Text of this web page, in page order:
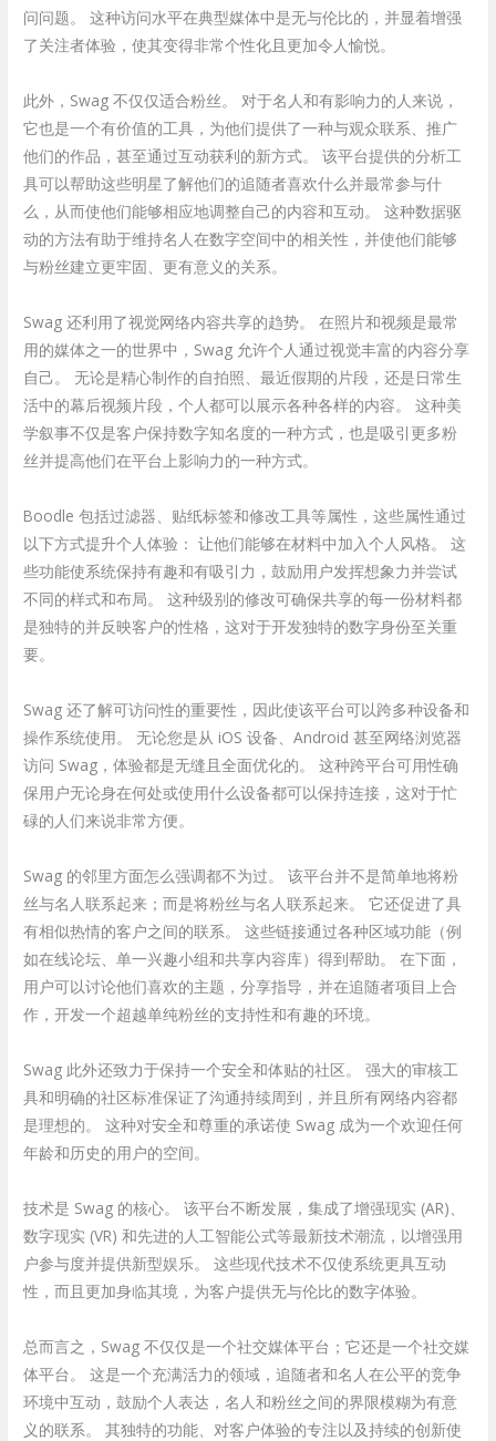
问问题。 这种访问水平在典型媒体中是无与伦比的，并显着增强
了关注者体验，使其变得非常个性化且更加令人愉悦。
此外，Swag 不仅仅适合粉丝。 对于名人和有影响力的人来说，
它也是一个有价值的工具，为他们提供了一种与观众联系、推广
他们的作品，甚至通过互动获利的新方式。 该平台提供的分析工
具可以帮助这些明星了解他们的追随者喜欢什么并最常参与什
么，从而使他们能够相应地调整自己的内容和互动。 这种数据驱
动的方法有助于维持名人在数字空间中的相关性，并使他们能够
与粉丝建立更牢固、更有意义的关系。
Swag 还利用了视觉网络内容共享的趋势。 在照片和视频是最常
用的媒体之一的世界中，Swag 允许个人通过视觉丰富的内容分享
自己。 无论是精心制作的自拍照、最近假期的片段，还是日常生
活中的幕后视频片段，个人都可以展示各种各样的内容。 这种美
学叙事不仅是客户保持数字知名度的一种方式，也是吸引更多粉
丝并提高他们在平台上影响力的一种方式。
Boodle 包括过滤器、贴纸标签和修改工具等属性，这些属性通过
以下方式提升个人体验： 让他们能够在材料中加入个人风格。 这
些功能使系统保持有趣和有吸引力，鼓励用户发挥想象力并尝试
不同的样式和布局。 这种级别的修改可确保共享的每一份材料都
是独特的并反映客户的性格，这对于开发独特的数字身份至关重
要。
Swag 还了解可访问性的重要性，因此使该平台可以跨多种设备和
操作系统使用。 无论您是从 iOS 设备、Android 甚至网络浏览器
访问 Swag，体验都是无缝且全面优化的。 这种跨平台可用性确
保用户无论身在何处或使用什么设备都可以保持连接，这对于忙
碌的人们来说非常方便。
Swag 的邻里方面怎么强调都不为过。 该平台并不是简单地将粉
丝与名人联系起来；而是将粉丝与名人联系起来。 它还促进了具
有相似热情的客户之间的联系。 这些链接通过各种区域功能（例
如在线论坛、单一兴趣小组和共享内容库）得到帮助。 在下面，
用户可以讨论他们喜欢的主题，分享指导，并在追随者项目上合
作，开发一个超越单纯粉丝的支持性和有趣的环境。
Swag 此外还致力于保持一个安全和体贴的社区。 强大的审核工
具和明确的社区标准保证了沟通持续周到，并且所有网络内容都
是理想的。 这种对安全和尊重的承诺使 Swag 成为一个欢迎任何
年龄和历史的用户的空间。
技术是 Swag 的核心。 该平台不断发展，集成了增强现实 (AR)、
数字现实 (VR) 和先进的人工智能公式等最新技术潮流，以增强用
户参与度并提供新型娱乐。 这些现代技术不仅使系统更具互动
性，而且更加身临其境，为客户提供无与伦比的数字体验。
总而言之，Swag 不仅仅是一个社交媒体平台；它还是一个社交媒
体平台。 这是一个充满活力的领域，追随者和名人在公平的竞争
环境中互动，鼓励个人表达，名人和粉丝之间的界限模糊为有意
义的联系。 其独特的功能、对客户体验的专注以及持续的创新使